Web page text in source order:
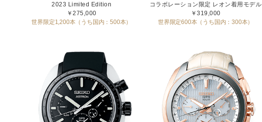
2023 Limited Edition
￥275,000
世界限定1,200本（うち国内：500本）
コラボレーション限定 レオン着用モデル
￥319,000
世界限定600本（うち国内：300本）